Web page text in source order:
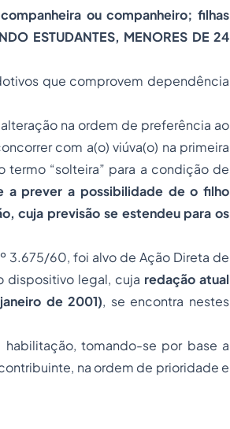
ou companheiro; filhas
ESTUDANTES, MENORES DE 24
que comprovem dependência
na ordem de preferência ao
com a(o) viúva(o) na primeira
“solteira” para a condição de
a prever a possibilidade de o filho
cuja previsão se estendeu para os
3.675/60, foi alvo de Ação Direta de
dispositivo legal, cuja redação atual
de 2001), se encontra nestes
tomando-se por base a
na ordem de prioridade e